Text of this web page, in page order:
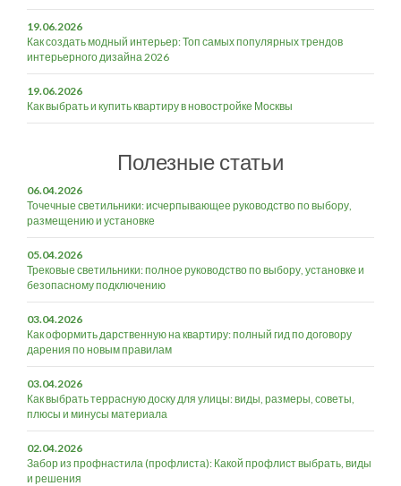
19.06.2026
Как создать модный интерьер: Топ самых популярных трендов
интерьерного дизайна 2026
19.06.2026
Как выбрать и купить квартиру в новостройке Москвы
Полезные статьи
06.04.2026
Точечные светильники: исчерпывающее руководство по выбору,
размещению и установке
05.04.2026
Трековые светильники: полное руководство по выбору, установке и
безопасному подключению
03.04.2026
Как оформить дарственную на квартиру: полный гид по договору
дарения по новым правилам
03.04.2026
Как выбрать террасную доску для улицы: виды, размеры, советы,
плюсы и минусы материала
02.04.2026
Забор из профнастила (профлиста): Какой профлист выбрать, виды
и решения